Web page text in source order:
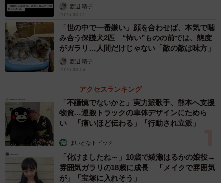
体代表の訴え
渡辺 晴子
2026.08.05
「世の中で一番嫌い」顔を合わせば、本気で噛
み合う保護犬2匹 “怖い”ものの前では、態度
がガラリ…人間だけじゃない「敵の敵は味方」
渡辺 晴子
2026.08.04
アクセスランキング
「不謹慎でないかと」実力派歌手、熊本へ支援
物資…運搬トラックの車体デザインにためら
い 「痛いほど伝わる」「行動され立派」
まいどなトピック
「化けましたね～」10歳で綾瀬はるかの娘役→
雰囲気ガラリの18歳に成長 「メイクで雰囲気
が」「宝塚に入れそう」